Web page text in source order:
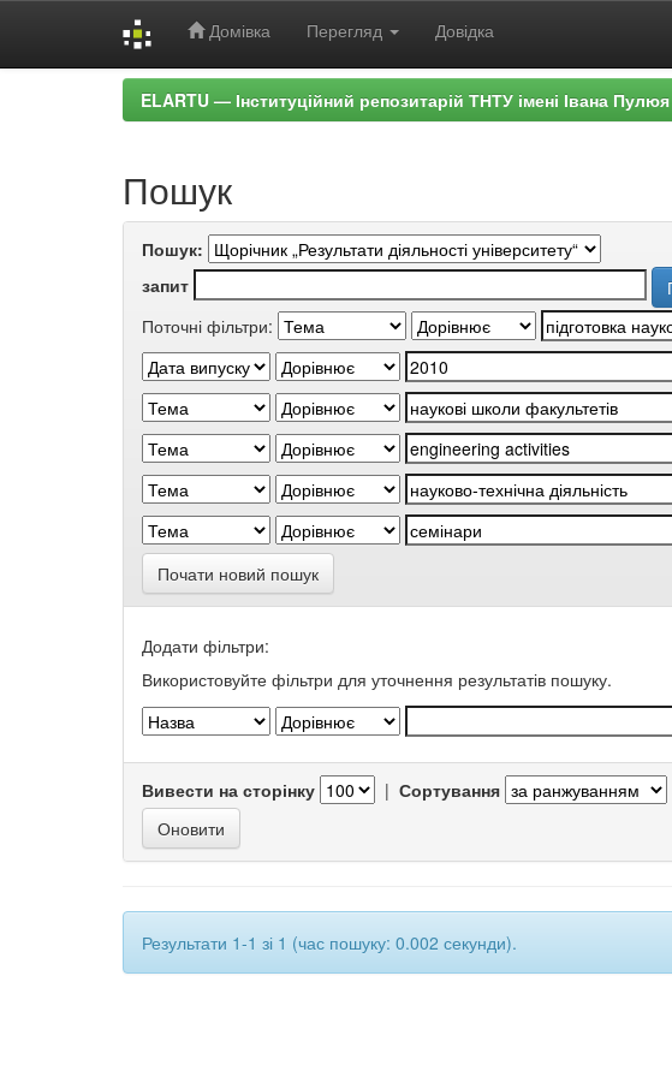
Домівка Перегляд Довідка
ELARTU — Інституційний репозитарій ТНТУ імені Івана Пулюя
Пошук
Пошук:
запит
Поточні фільтри:
Почати новий пошук
Додати фільтри:
Використовуйте фільтри для уточнення результатів пошуку.
Вивести на сторінку | Сортування
Результати 1-1 зі 1 (час пошуку: 0.002 секунди).